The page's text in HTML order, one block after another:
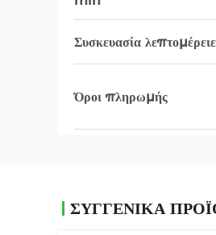
Συσκευασία
Όροι πληρωμής
ΣΥΓΓΕΝΙΚΆ